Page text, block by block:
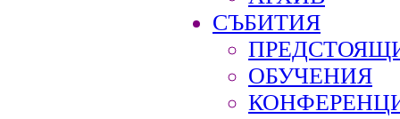
СЪБИТИЯ
ОБУЧЕНИЯ